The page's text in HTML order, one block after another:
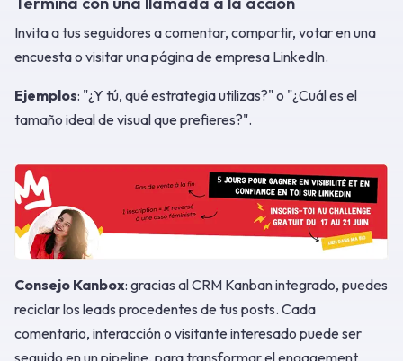
Invita a tus seguidores a comentar, compartir, votar en una
encuesta o visitar una página de empresa LinkedIn.
Ejemplos: "¿Y tú, qué estrategia utilizas?" o "¿Cuál es el
tamaño ideal de visual que prefieres?".
Consejo Kanbox: gracias al CRM Kanban integrado, puedes
reciclar los leads procedentes de tus posts. Cada
comentario, interacción o visitante interesado puede ser